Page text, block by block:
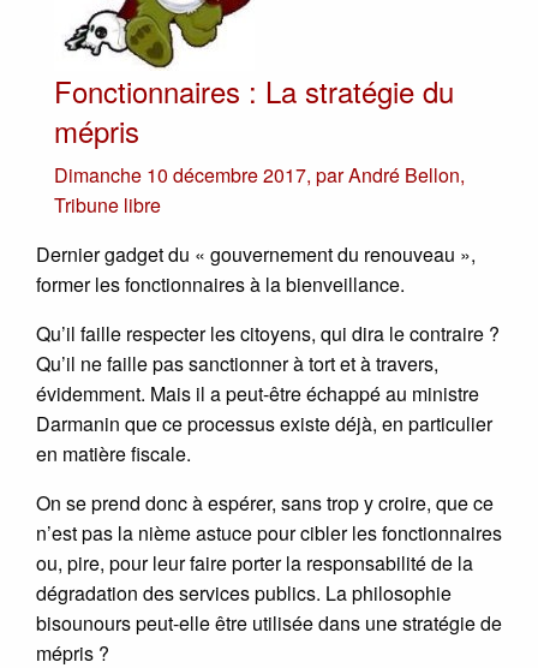
Fonctionnaires : La stratégie du
mépris
Dimanche 10 décembre 2017, parAndré Bellon,
Tribune libre
Dernier gadget du « gouvernement du renouveau »,
former les fonctionnaires à la bienveillance.
Qu’il faille respecter les citoyens, qui dira le contraire ?
Qu’il ne faille pas sanctionner à tort et à travers,
évidemment. Mais il a peut-être échappé au ministre
Darmanin que ce processus existe déjà, en particulier
en matière fiscale.
On se prend donc à espérer, sans trop y croire, que ce
n’est pas la nième astuce pour cibler les fonctionnaires
ou, pire, pour leur faire porter la responsabilité de la
dégradation des services publics. La philosophie
bisounours peut-elle être utilisée dans une stratégie de
mépris ?